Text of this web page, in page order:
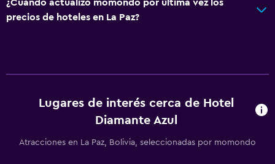
Comedor
¿Cuándo actualizó momondo por última vez los
precios de hoteles en La Paz?
Lugares de interés cerca de Hotel
Diamante Azul
Atracciones en La Paz, Bolivia, seleccionadas por momondo